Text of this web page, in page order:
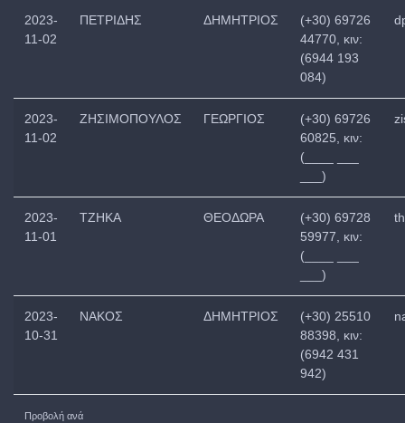
Προβολή ανά
2023-
11-02
ΠΕΤΡΙΔΗΣ ΔΗΜΗΤΡΙΟΣ
(+30) 69726
44770, κιν:
(6944 193
084)
2023-
11-02
ΖΗΣΙΜΟΠΟΥΛΟΣ ΓΕΩΡΓΙΟΣ
(+30) 69726
60825, κιν:
(____ ___
___)
2023-
11-01
ΤΖΗΚΑ ΘΕΟΔΩΡΑ
(+30) 69728
59977, κιν:
(____ ___
___)
2023-
10-31
ΝΑΚΟΣ ΔΗΜΗΤΡΙΟΣ
(+30) 25510
88398, κιν:
(6942 431
942)